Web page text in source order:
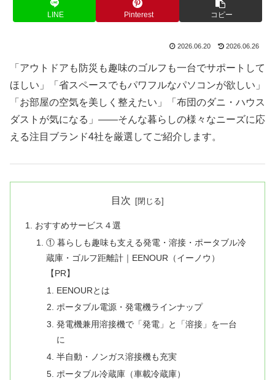
LINE Pinterest コピー
2026.06.20 2026.06.26
「アウトドアも防災も趣味のゴルフも一台でサポートして
ほしい」「省スペースでもパワフルなパソコンが欲しい」
「お部屋の空気を美しく整えたい」「布団のダニ・ハウス
ダストが気になる」——そんな暮らしの様々なニーズに応
える注目ブランド4社を厳選してご紹介します。
目次
おすすめサービス４選
① 暮らしも趣味も支える発電・溶接・ポータブル冷
蔵庫・ゴルフ距離計｜EENOUR（イーノウ）
【PR】
EENOURとは
ポータブル電源・発電機ラインナップ
発電機兼用溶接機で「発電」と「溶接」を一台
に
半自動・ノンガス溶接機も充実
ポータブル冷蔵庫（車載冷蔵庫）